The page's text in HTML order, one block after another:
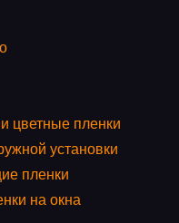
цветные пленки
установки
пленки
на окна